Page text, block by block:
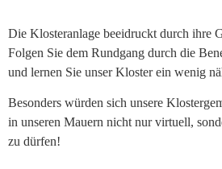
Die Klosteranlage beeidruckt durch ihre
Folgen Sie dem Rundgang durch die
und lernen Sie unser Kloster ein wenig
Besonders würden sich unsere
in unseren Mauern nicht nur virtuell,
zu dürfen!